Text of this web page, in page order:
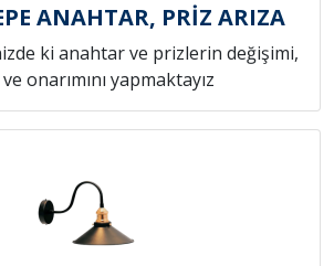
ANAHTAR, PRİZ ARIZA
ki anahtar ve prizlerin değişimi,
onarımını yapmaktayız